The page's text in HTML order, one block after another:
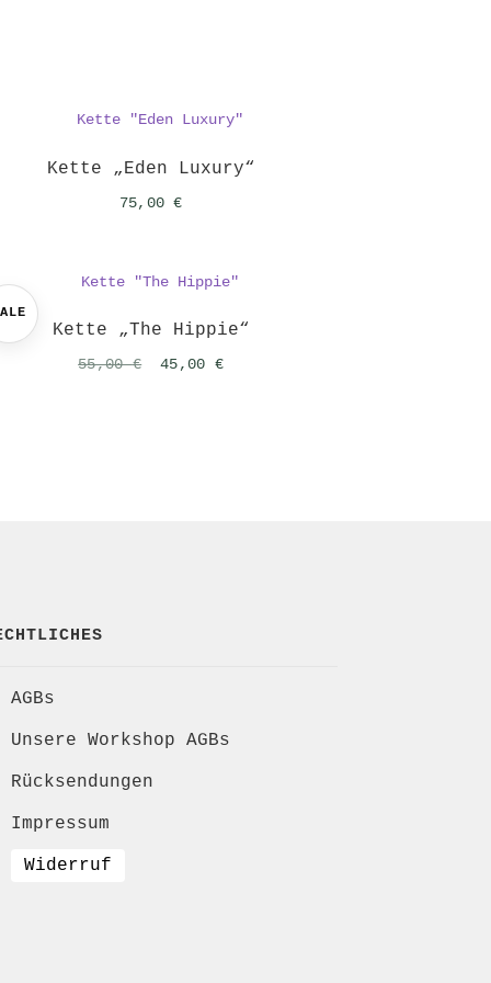
Kette „Eden Luxury“
75,00€
Kette „The Hippie“
55,00€
Ursprünglicher
45,00 €Aktueller
AGBs
Unsere Workshop AGBs
Rücksendungen
Impressum
Widerruf